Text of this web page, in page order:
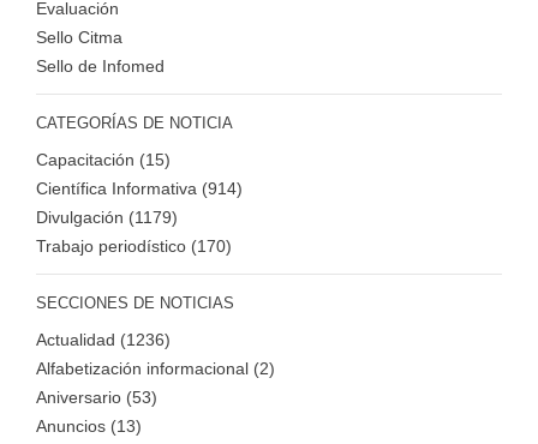
Evaluación
Sello Citma
Sello de Infomed
CATEGORÍAS DE NOTICIA
Capacitación (15)
Científica Informativa (914)
Divulgación (1179)
Trabajo periodístico (170)
SECCIONES DE NOTICIAS
Actualidad (1236)
Alfabetización informacional (2)
Aniversario (53)
Anuncios (13)